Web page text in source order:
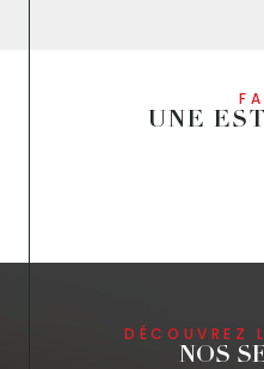
UNE
DÉCOUVREZ
NOS